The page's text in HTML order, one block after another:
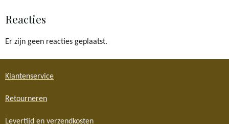
Reacties
Er zijn geen reacties geplaatst.
Klantenservice
Retourneren
Levertijd en verzendkosten